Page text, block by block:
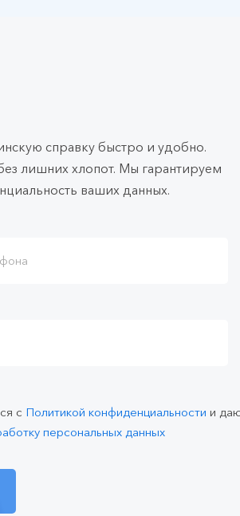
справку быстро и удобно.
лишних хлопот. Мы гарантируем
ваших данных.
с Политикой конфиденциальности и
персональных данных